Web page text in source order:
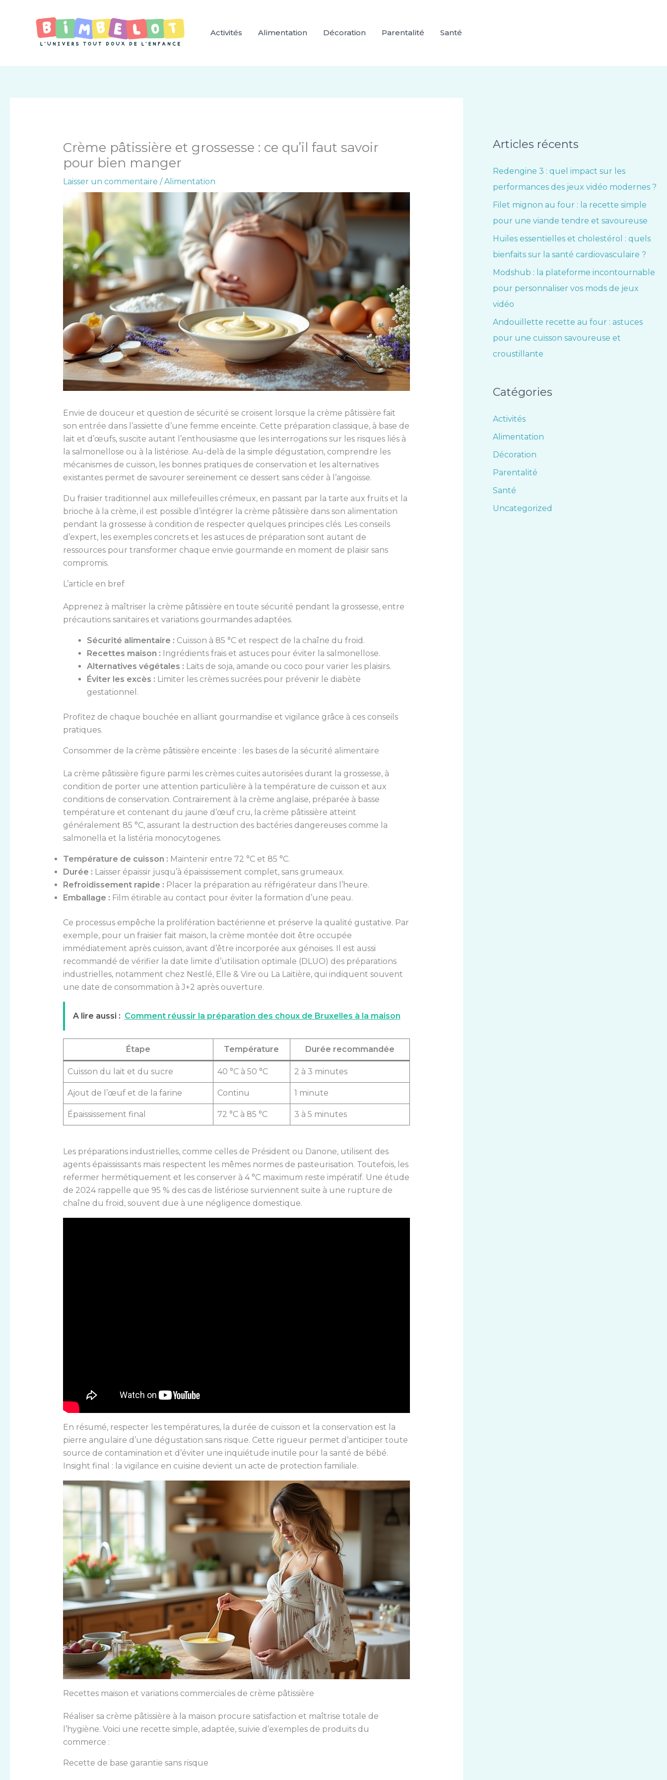
Activités Alimentation Décoration Parentalité Santé
Crème pâtissière et grossesse : ce qu’il faut savoir
pour bien manger
Laisser un commentaire / Alimentation
Envie de douceur et question de sécurité se croisent lorsque la crème pâtissière fait
son entrée dans l’assiette d’une femme enceinte. Cette préparation classique, à base de
lait et d’œufs, suscite autant l’enthousiasme que les interrogations sur les risques liés à
la salmonellose ou à la listériose. Au-delà de la simple dégustation, comprendre les
mécanismes de cuisson, les bonnes pratiques de conservation et les alternatives
existantes permet de savourer sereinement ce dessert sans céder à l’angoisse.
Du fraisier traditionnel aux millefeuilles crémeux, en passant par la tarte aux fruits et la
brioche à la crème, il est possible d’intégrer la crème pâtissière dans son alimentation
pendant la grossesse à condition de respecter quelques principes clés. Les conseils
d’expert, les exemples concrets et les astuces de préparation sont autant de
ressources pour transformer chaque envie gourmande en moment de plaisir sans
compromis.
L’article en bref
Apprenez à maîtriser la crème pâtissière en toute sécurité pendant la grossesse, entre
précautions sanitaires et variations gourmandes adaptées.
Sécurité alimentaire : Cuisson à 85 °C et respect de la chaîne du froid.
Recettes maison : Ingrédients frais et astuces pour éviter la salmonellose.
Alternatives végétales : Laits de soja, amande ou coco pour varier les plaisirs.
Éviter les excès : Limiter les crèmes sucrées pour prévenir le diabète
gestationnel.
Profitez de chaque bouchée en alliant gourmandise et vigilance grâce à ces conseils
pratiques.
Consommer de la crème pâtissière enceinte : les bases de la sécurité alimentaire
La crème pâtissière figure parmi les crèmes cuites autorisées durant la grossesse, à
condition de porter une attention particulière à la température de cuisson et aux
conditions de conservation. Contrairement à la crème anglaise, préparée à basse
température et contenant du jaune d’œuf cru, la crème pâtissière atteint
généralement 85 °C, assurant la destruction des bactéries dangereuses comme la
salmonella et la listéria monocytogenes.
Température de cuisson : Maintenir entre 72 °C et 85 °C.
Durée : Laisser épaissir jusqu’à épaississement complet, sans grumeaux.
Refroidissement rapide : Placer la préparation au réfrigérateur dans l’heure.
Emballage : Film étirable au contact pour éviter la formation d’une peau.
Ce processus empêche la prolifération bactérienne et préserve la qualité gustative. Par
exemple, pour un fraisier fait maison, la crème montée doit être occupée
immédiatement après cuisson, avant d’être incorporée aux génoises. Il est aussi
recommandé de vérifier la date limite d’utilisation optimale (DLUO) des préparations
industrielles, notamment chez Nestlé, Elle & Vire ou La Laitière, qui indiquent souvent
une date de consommation à J+2 après ouverture.
A lire aussi : Comment réussir la préparation des choux de Bruxelles à la maison
Étape Température Durée recommandée
Cuisson du lait et du sucre 40 °C à 50 °C 2 à 3 minutes
Ajout de l’œuf et de la farine Continu 1 minute
Épaississement final 72 °C à 85 °C 3 à 5 minutes
Les préparations industrielles, comme celles de Président ou Danone, utilisent des
agents épaississants mais respectent les mêmes normes de pasteurisation. Toutefois, les
refermer hermétiquement et les conserver à 4 °C maximum reste impératif. Une étude
de 2024 rappelle que 95 % des cas de listériose surviennent suite à une rupture de
chaîne du froid, souvent due à une négligence domestique.
En résumé, respecter les températures, la durée de cuisson et la conservation est la
pierre angulaire d’une dégustation sans risque. Cette rigueur permet d’anticiper toute
source de contamination et d’éviter une inquiétude inutile pour la santé de bébé.
Insight final : la vigilance en cuisine devient un acte de protection familiale.
Recettes maison et variations commerciales de crème pâtissière
Réaliser sa crème pâtissière à la maison procure satisfaction et maîtrise totale de
l’hygiène. Voici une recette simple, adaptée, suivie d’exemples de produits du
commerce :
Recette de base garantie sans risque
Articles récents
Redengine 3 : quel impact sur les
performances des jeux vidéo modernes ?
Filet mignon au four : la recette simple
pour une viande tendre et savoureuse
Huiles essentielles et cholestérol : quels
bienfaits sur la santé cardiovasculaire ?
Modshub : la plateforme incontournable
pour personnaliser vos mods de jeux
vidéo
Andouillette recette au four : astuces
pour une cuisson savoureuse et
croustillante
Catégories
Activités
Alimentation
Décoration
Parentalité
Santé
Uncategorized